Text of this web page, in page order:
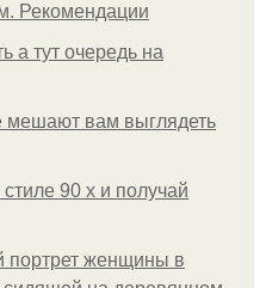
Рекомендации
а тут очередь на
вам выглядеть
90 х и получай
портрет женщины в